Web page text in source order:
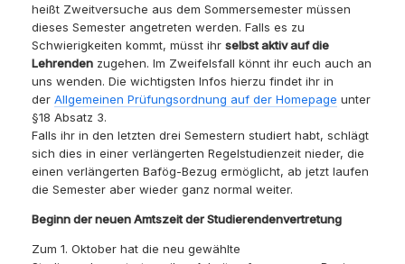
heißt Zweitversuche aus dem Sommersemester müssen
dieses Semester angetreten werden. Falls es zu
Schwierigkeiten kommt, müsst ihr selbst aktiv auf die
Lehrenden zugehen. Im Zweifelsfall könnt ihr euch auch an
uns wenden. Die wichtigsten Infos hierzu findet ihr in
der Allgemeinen Prüfungsordnung auf der Homepage unter
§18 Absatz 3.
Falls ihr in den letzten drei Semestern studiert habt, schlägt
sich dies in einer verlängerten Regelstudienzeit nieder, die
einen verlängerten Bafög-Bezug ermöglicht, ab jetzt laufen
die Semester aber wieder ganz normal weiter.
Beginn der neuen Amtszeit der Studierendenvertretung
Zum 1. Oktober hat die neu gewählte